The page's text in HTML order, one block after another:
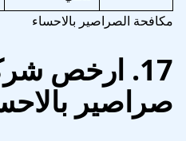
مكافحة الصراصير بالاحساء
17. ارخص
صراصير